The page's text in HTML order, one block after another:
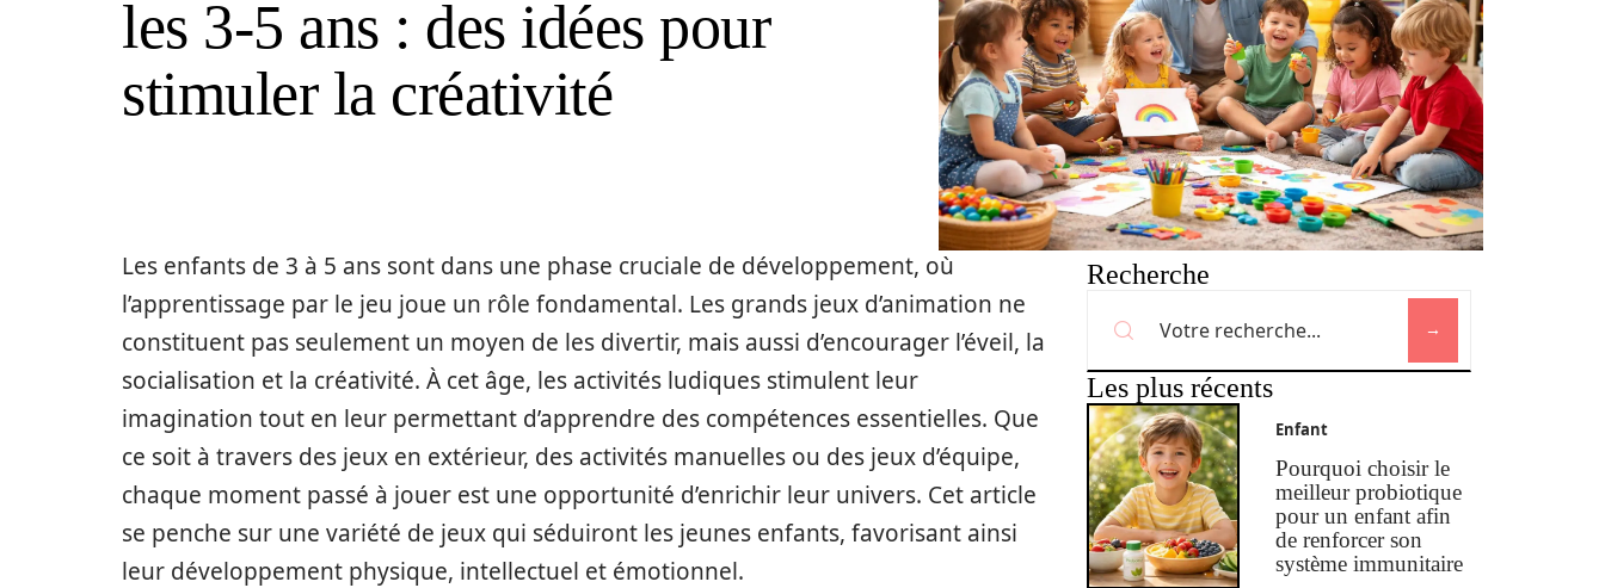
les 3-5 ans : des idées pour
stimuler la créativité
Les enfants de 3 à 5 ans sont dans une phase cruciale de développement, où
l’apprentissage par le jeu joue un rôle fondamental. Les grands jeux d’animation ne
constituent pas seulement un moyen de les divertir, mais aussi d’encourager l’éveil, la
socialisation et la créativité. À cet âge, les activités ludiques stimulent leur
imagination tout en leur permettant d’apprendre des compétences essentielles. Que
ce soit à travers des jeux en extérieur, des activités manuelles ou des jeux d’équipe,
chaque moment passé à jouer est une opportunité d’enrichir leur univers. Cet article
se penche sur une variété de jeux qui séduiront les jeunes enfants, favorisant ainsi
leur développement physique, intellectuel et émotionnel.
Recherche
Les plus récents
Enfant
Pourquoi choisir le
meilleur probiotique
pour un enfant afin
de renforcer son
système immunitaire